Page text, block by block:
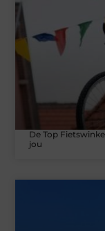
De Top
jou